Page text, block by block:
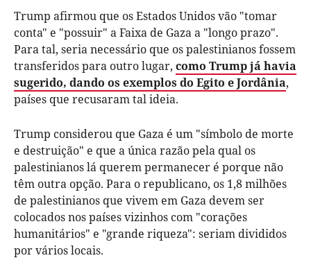
Trump afirmou que os Estados Unidos vão "tomar
conta" e "possuir" a Faixa de Gaza a "longo prazo".
Para tal, seria necessário que os palestinianos fossem
transferidos para outro lugar, como Trump já havia
sugerido, dando os exemplos do Egito e Jordânia,
países que recusaram tal ideia.
Trump considerou que Gaza é um "símbolo de morte
e destruição" e que a única razão pela qual os
palestinianos lá querem permanecer é porque não
têm outra opção. Para o republicano, os 1,8 milhões
de palestinianos que vivem em Gaza devem ser
colocados nos países vizinhos com "corações
humanitários" e "grande riqueza": seriam divididos
por vários locais.